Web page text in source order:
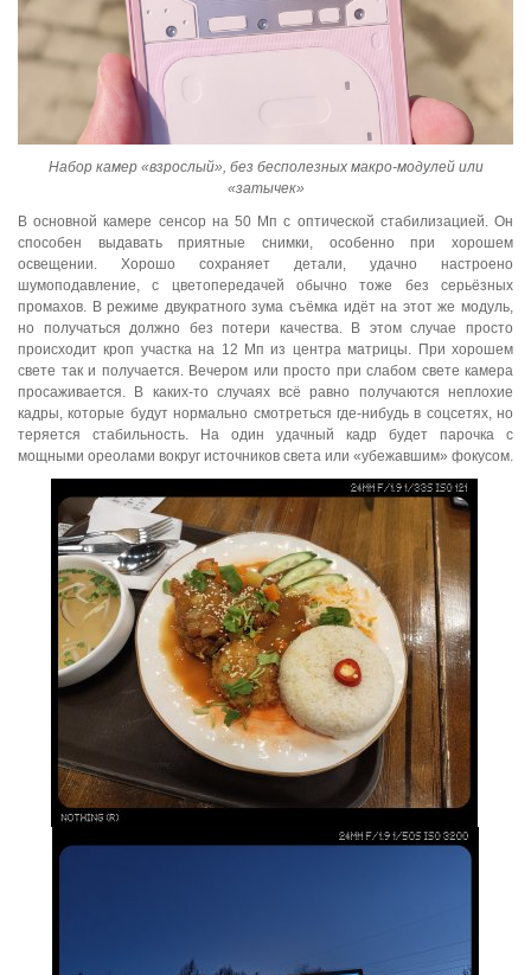
Набор камер «взрослый», без бесполезных макро-модулей или
«затычек»
В основной камере сенсор на 50 Мп с оптической стабилизацией. Он
способен выдавать приятные снимки, особенно при хорошем
освещении. Хорошо сохраняет детали, удачно настроено
шумоподавление, с цветопередачей обычно тоже без серьёзных
промахов. В режиме двукратного зума съёмка идёт на этот же модуль,
но получаться должно без потери качества. В этом случае просто
происходит кроп участка на 12 Мп из центра матрицы. При хорошем
свете так и получается. Вечером или просто при слабом свете камера
просаживается. В каких-то случаях всё равно получаются неплохие
кадры, которые будут нормально смотреться где-нибудь в соцсетях, но
теряется стабильность. На один удачный кадр будет парочка с
мощными ореолами вокруг источников света или «убежавшим» фокусом.